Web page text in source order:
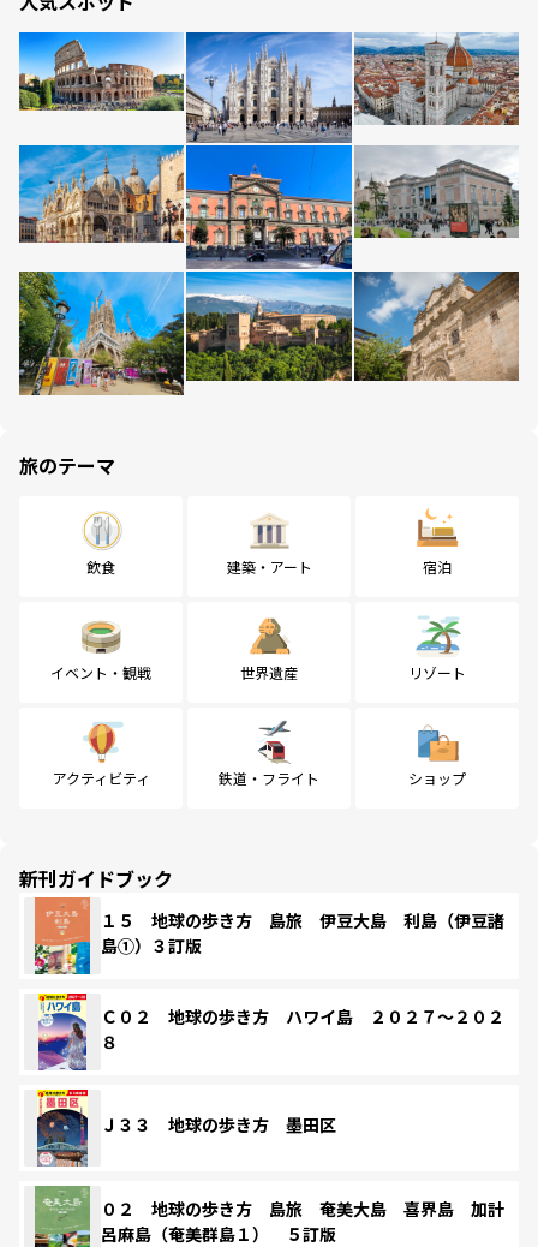
旅のテーマ
飲食 建築・アート 宿泊
イベント・観戦 世界遺産 リゾート
アクティビティ 鉄道・フライト ショップ
新刊ガイドブック
１５ 地球の歩き方 島旅 伊豆大島 利島（伊豆諸
島①）３訂版
Ｃ０２ 地球の歩き方 ハワイ島 ２０２７～２０２
８
Ｊ３３ 地球の歩き方 墨田区
０２ 地球の歩き方 島旅 奄美大島 喜界島 加計
呂麻島（奄美群島１） ５訂版